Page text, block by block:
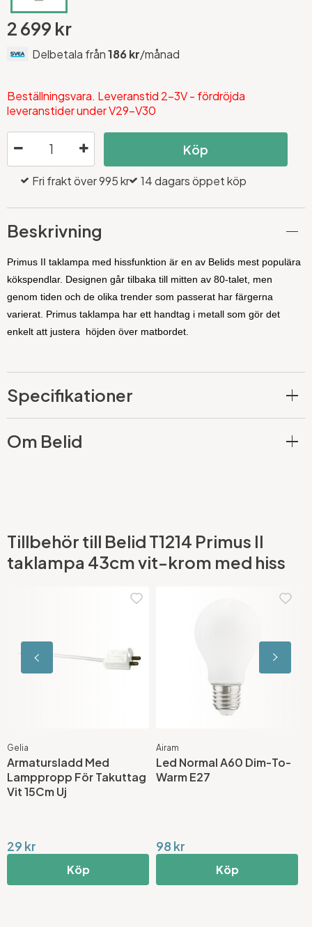
2 699 kr
Delbetala från186 kr/månad
Beställningsvara. Leveranstid 2-3V - fördröjda
leveranstider under V29-V30
Köp
Fri frakt över 995 kr 14 dagars öppet köp
Beskrivning
Primus II taklampa med hissfunktion är en av Belids mest populära
kökspendlar. Designen går tilbaka till mitten av 80-talet, men
genom tiden och de olika trender som passerat har färgerna
varierat. Primus taklampa har ett handtag i metall som gör det
enkelt att justera höjden över matbordet.
Specifikationer
Om Belid
Tillbehör till Belid T1214 Primus II
taklampa 43cm vit-krom med hiss
Gelia
Armatursladd Med
Lamppropp För Takuttag
Vit 15Cm Uj
29 kr
Köp
Airam
Led Normal A60 Dim-To-
Warm E27
98 kr
Köp